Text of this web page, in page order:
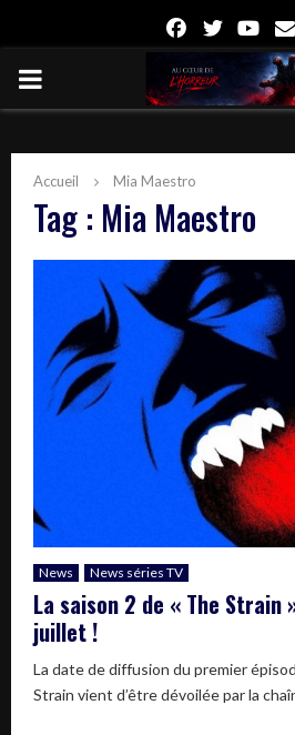
FacebookTwitter
PRIMARY
Accueil Mia Maestro
Tag : Mia Maestro
News News séries TV
La saison 2 de « The Strain
juillet !
La date de diffusion du premier
Strain vient d’être dévoilée par la